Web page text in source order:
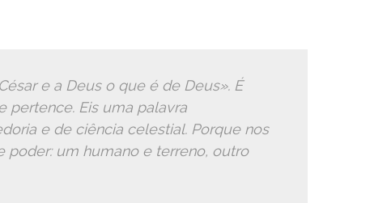
e a Deus o que é de Deus». É
pertence. Eis uma palavra
e de ciência celestial. Porque nos
poder: um humano e terreno, outro